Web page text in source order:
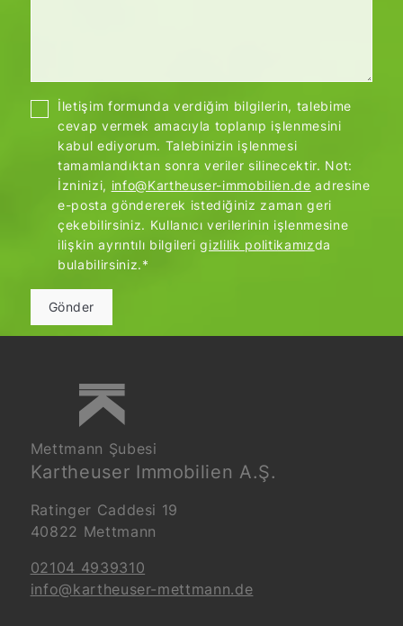
İletişim formunda verdiğim bilgilerin, talebime
cevap vermek amacıyla toplanıp işlenmesini
kabul ediyorum. Talebinizin işlenmesi
tamamlandıktan sonra veriler silinecektir. Not:
İzninizi, info@Kartheuser-immobilien.de adresine
e-posta göndererek istediğiniz zaman geri
çekebilirsiniz. Kullanıcı verilerinin işlenmesine
ilişkin ayrıntılı bilgilerigizlilik politikamızda
bulabilirsiniz.*
Gönder
Mettmann Şubesi
Kartheuser Immobilien A.Ş.
Ratinger Caddesi 19
40822 Mettmann
02104 4939310
info@kartheuser-mettmann.de